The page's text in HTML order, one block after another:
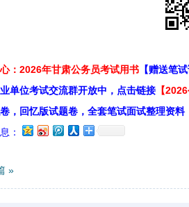
：2026年甘肃公务员考试用书 【赠送笔
单位考试交流群开放中，点击链接 【
，回忆版试题卷，全套笔试面试整理资料
：
»